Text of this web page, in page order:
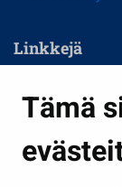
Tämä
Linkkejä
Kasvatus ja
Kulttuuri ja